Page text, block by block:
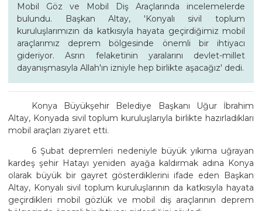
Mobil Göz ve Mobil Diş Araçlarında incelemelerde
bulundu. Başkan Altay, 'Konyalı sivil toplum
kuruluşlarımızın da katkısıyla hayata geçirdiğimiz mobil
araçlarımız deprem bölgesinde önemli bir ihtiyacı
gideriyor. Asrın felaketinin yaralarını devlet-millet
dayanışmasıyla Allah'ın izniyle hep birlikte aşacağız' dedi.
Konya Büyükşehir Belediye Başkanı Uğur İbrahim
Altay, Konyada sivil toplum kuruluşlarıyla birlikte hazırladıkları
mobil araçları ziyaret etti.
6 Şubat depremleri nedeniyle büyük yıkıma uğrayan
kardeş şehir Hatayı yeniden ayağa kaldırmak adına Konya
olarak büyük bir gayret gösterdiklerini ifade eden Başkan
Altay, Konyalı sivil toplum kuruluşlarının da katkısıyla hayata
geçirdikleri mobil gözlük ve mobil diş araçlarının deprem